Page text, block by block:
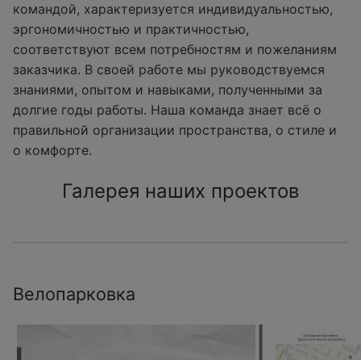
командой, характеризуется индивидуальностью,
эргономичностью и практичностью,
соответствуют всем потребностям и пожеланиям
заказчика. В своей работе мы руководствуемся
знаниями, опытом и навыками, полученными за
долгие годы работы. Наша команда знает всё о
правильной организации пространства, о стиле и
о комфорте.
Галерея наших проектов
Велопарковка